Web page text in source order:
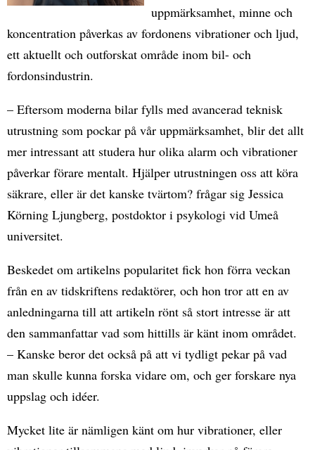
uppmärksamhet, minne och
koncentration påverkas av fordonens vibrationer och ljud,
ett aktuellt och outforskat område inom bil- och
fordonsindustrin.
– Eftersom moderna bilar fylls med avancerad teknisk
utrustning som pockar på vår uppmärksamhet, blir det allt
mer intressant att studera hur olika alarm och vibrationer
påverkar förare mentalt. Hjälper utrustningen oss att köra
säkrare, eller är det kanske tvärtom? frågar sig Jessica
Körning Ljungberg, postdoktor i psykologi vid Umeå
universitet.
Beskedet om artikelns popularitet fick hon förra veckan
från en av tidskriftens redaktörer, och hon tror att en av
anledningarna till att artikeln rönt så stort intresse är att
den sammanfattar vad som hittills är känt inom området.
– Kanske beror det också på att vi tydligt pekar på vad
man skulle kunna forska vidare om, och ger forskare nya
uppslag och idéer.
Mycket lite är nämligen känt om hur vibrationer, eller